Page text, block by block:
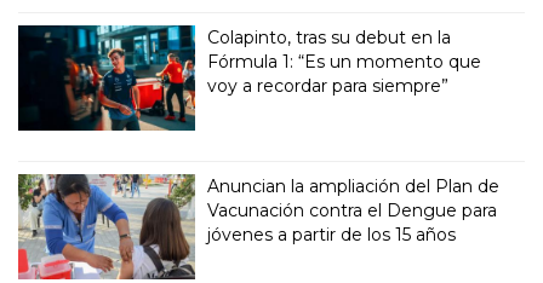
Colapinto, tras su debut en la
Fórmula 1: “Es un momento que
voy a recordar para siempre”
Anuncian la ampliación del Plan de
Vacunación contra el Dengue para
jóvenes a partir de los 15 años